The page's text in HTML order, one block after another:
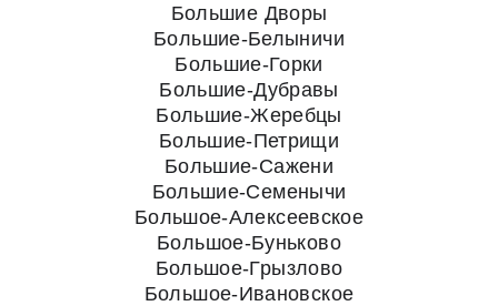
Большие Дворы
Большие-Белыничи
Большие-Горки
Большие-Дубравы
Большие-Жеребцы
Большие-Петрищи
Большие-Сажени
Большие-Семенычи
Большое-Алексеевское
Большое-Буньково
Большое-Грызлово
Большое-Ивановское